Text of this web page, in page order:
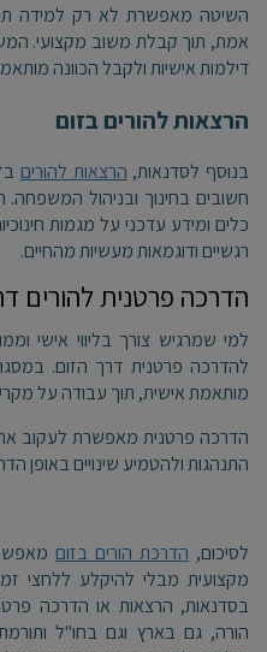
השיטה מאפשרת לא רק למידה
אמת, תוך קבלת משוב מקצועי.
דילמות אישיות ולקבל הכוונה
הרצאות להורים בזום
בנוסף לסדנאות, הרצאות להורים
חשובים בחינוך ובניהול
כלים ומידע עדכני על מגמות
רגשיים ודוגמאות מעשיות מהחיים.
הדרכה פרטנית להורים
למי שמרגיש צורך בליווי אישי
להדרכה פרטנית דרך הזום.
מותאמת אישית, תוך עבודה על
הדרכה פרטנית מאפשרת לעקוב
התנהגות ולהטמיע שינויים באופן
לסיכום, הדרכת הורים בזום
מקצועית מבלי להיקלע ללחצי
בסדנאות, הרצאות או הדרכה
הורה, גם בארץ וגם בחו"ל